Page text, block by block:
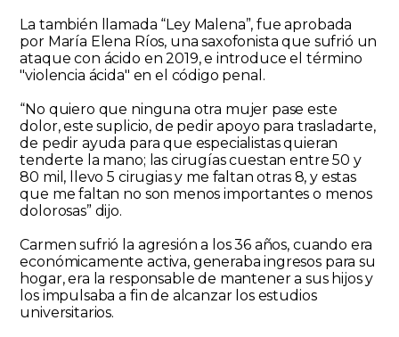
La también llamada “Ley Malena”, fue aprobada
por María Elena Ríos, una saxofonista que sufrió un
ataque con ácido en 2019, e introduce el término
"violencia ácida" en el código penal.
“No quiero que ninguna otra mujer pase este
dolor, este suplicio, de pedir apoyo para trasladarte,
de pedir ayuda para que especialistas quieran
tenderte la mano; las cirugías cuestan entre 50 y
80 mil, llevo 5 cirugias y me faltan otras 8, y estas
que me faltan no son menos importantes o menos
dolorosas” dijo.
Carmen sufrió la agresión a los 36 años, cuando era
económicamente activa, generaba ingresos para su
hogar, era la responsable de mantener a sus hijos y
los impulsaba a fin de alcanzar los estudios
universitarios.